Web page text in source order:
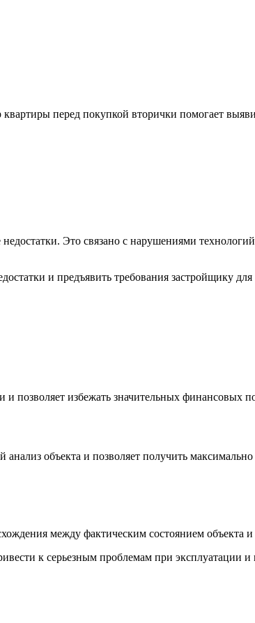
перед покупкой вторички помогает
Это связано с нарушениями
и предъявить требования застройщику
позволяет избежать значительных финансовых
объекта и позволяет получить
между фактическим состоянием
к серьезным проблемам при эксплуатации и